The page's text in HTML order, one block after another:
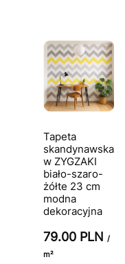
Tapeta
skandynawska
w ZYGZAKI
biało-szaro-
żółte 23 cm
modna
dekoracyjna
79.00 PLN /
m²